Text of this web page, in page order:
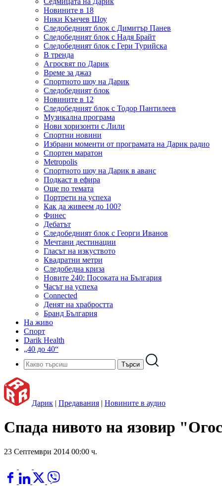
Новините в 18
Ники Кънчев Шоу
Следобедният блок с Димитър Панев
Следобедният блок с Надя Брайт
Следобедният блок с Гери Турийска
В тренда
Агросвят по Дарик
Време за джаз
Спортното шоу на Дарик
Следобедният блок
Новините в 12
Следобедният блок с Тодор Пантилеев
Музикална програма
Нови хоризонти с Лили
Спортни новини
Избрани моменти от програмата на Дарик радио
Спортен маратон
Metropolis
Спортното шоу на Дарик в аванс
Подкаст в ефира
Още по темата
Портрети на успеха
Как да живеем до 100?
Финес
Дебатът
Следобедният блок с Георги Иванов
Мечтани дестинации
Гласът на изкуството
Квадратни метри
Следобедна криза
Новите 240: Посоката на България
Часът на успеха
Connected
Денят на храбростта
Бранд България
На живо
Спорт
Darik Health
„40 до 40“
Дарик | Предавания | Новините в аудио
Спада нивото на язовир
23 Септември 2014 00:00 ч.